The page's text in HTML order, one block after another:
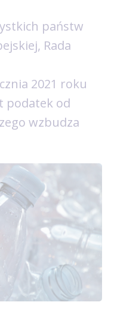
państw
Rada
2021 roku
podatek od
wzbudza